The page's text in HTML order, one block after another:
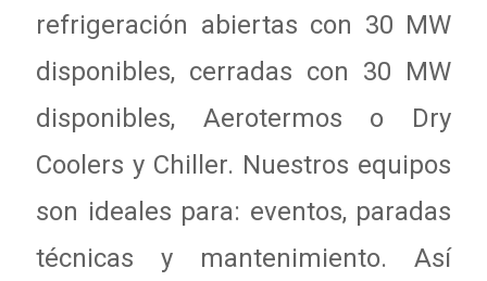
refrigeración abiertas con 30 MW
disponibles, cerradas con 30 MW
disponibles, Aerotermos o Dry
Coolers y Chiller. Nuestros equipos
son ideales para: eventos, paradas
técnicas y mantenimiento. Así